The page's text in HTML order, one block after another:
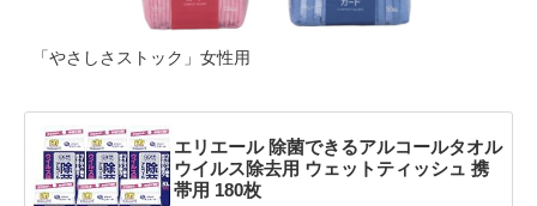
「やさしさストック」女性用
エリエール 除菌できるアルコールタオル
ウイルス除去用 ウェットティッシュ 携
帯用 180枚